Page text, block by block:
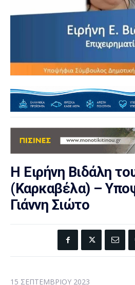
Η Ειρήνη Βιδάλη
(Καρκαβέλα) –
Γιάννη Σιώτο
15 ΣΕΠΤΕΜΒΡΊΟΥ 2023